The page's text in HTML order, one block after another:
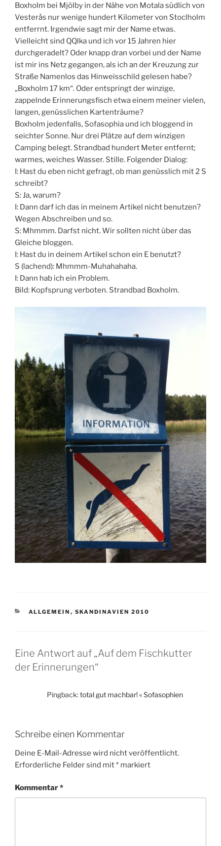
Boxholm bei Mjölby in der Nähe von Motala südlich von
Vesterås nur wenige hundert Kilometer von Stoclholm
entferrnt. Irgendwie sagt mir der Name etwas.
Vielleicht sind QQlka und ich vor 15 Jahren hier
durchgeradelt? Oder knapp dran vorbei und der Name
ist mir ins Netz gegangen, als ich an der Kreuzung zur
Straße Namenlos das Hinweisschild gelesen habe?
„Boxholm 17 km“. Oder entspringt der winzige,
zappelnde Erinnerungsfisch etwa einem meiner vielen,
langen, genüsslichen Kartenträume?
Boxholm jedenfalls, Sofasophia und ich bloggend in
seichter Sonne. Nur drei Plätze auf dem winzigen
Camping belegt. Strandbad hundert Meter entfernt;
warmes, weiches Wasser. Stille. Folgender Dialog:
I: Hast du eben nicht gefragt, ob man genüsslich mit 2 S
schreibt?
S: Ja, warum?
I: Dann darf ich das in meinem Artikel nicht benutzen?
Wegen Abschreiben und so.
S: Mhmmm. Darfst nicht. Wir sollten nicht über das
Gleiche bloggen.
I: Hast du in deinem Artikel schon ein E benutzt?
S (lachend): Mhmmm-Muhahahaha.
I: Dann hab ich ein Problem.
Bild: Kopfsprung verboten. Strandbad Boxholm.
KATEGORIEN
ALLGEMEIN , SKANDINAVIEN 2010
Eine Antwort auf „Auf dem Fischkutter
der Erinnerungen“
Pingback:total gut machbar! « Sofasophien
Schreibe einen Kommentar
Deine E-Mail-Adresse wird nicht veröffentlicht.
Erforderliche Felder sind mit* markiert
Kommentar*